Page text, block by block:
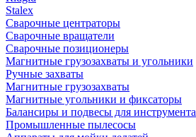
Stalex
Сварочные центраторы
Сварочные вращатели
Сварочные позиционеры
Магнитные грузозахваты и угольники
Ручные захваты
Магнитные грузозахваты
Магнитные угольники и фиксаторы
Балансиры и подвесы для инструмента
Промышленные пылесосы